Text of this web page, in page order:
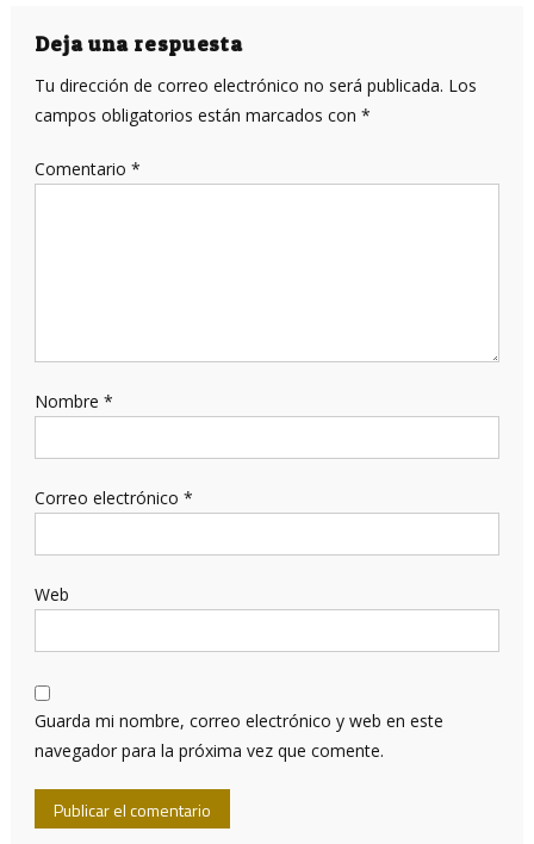
entradas
Deja una respuesta
Tu dirección de correo electrónico no será publicada. Los
campos obligatorios están marcados con *
Comentario *
Nombre *
Correo electrónico *
Web
Guarda mi nombre, correo electrónico y web en este
navegador para la próxima vez que comente.